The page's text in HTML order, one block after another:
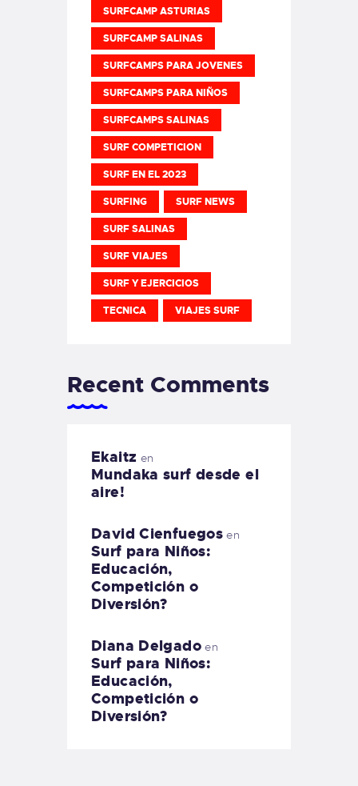
SURFCAMP ASTURIAS
SURFCAMP SALINAS
SURFCAMPS PARA JOVENES
SURFCAMPS PARA NIÑOS
SURFCAMPS SALINAS
SURF COMPETICION
SURF EN EL 2023
SURFING SURF NEWS
SURF SALINAS
SURF VIAJES
SURF Y EJERCICIOS
TECNICA VIAJES SURF
Recent Comments
Ekaitz en
Mundaka surf desde el
aire!
David Cienfuegos en
Surf para Niños:
Educación,
Competición o
Diversión?
Diana Delgadoen
Surf para Niños:
Educación,
Competición o
Diversión?